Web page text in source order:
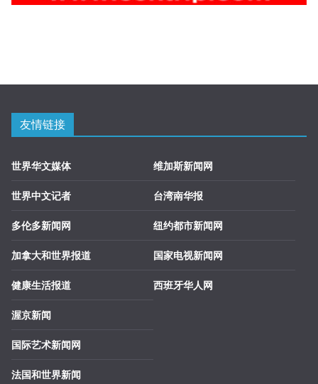
友情链接
世界华文媒体
世界中文记者
多伦多新闻网
加拿大和世界报道
健康生活报道
渥京新闻
国际艺术新闻网
法国和世界新闻
维加斯新闻网
台湾南华报
纽约都市新闻网
国家电视新闻网
西班牙华人网